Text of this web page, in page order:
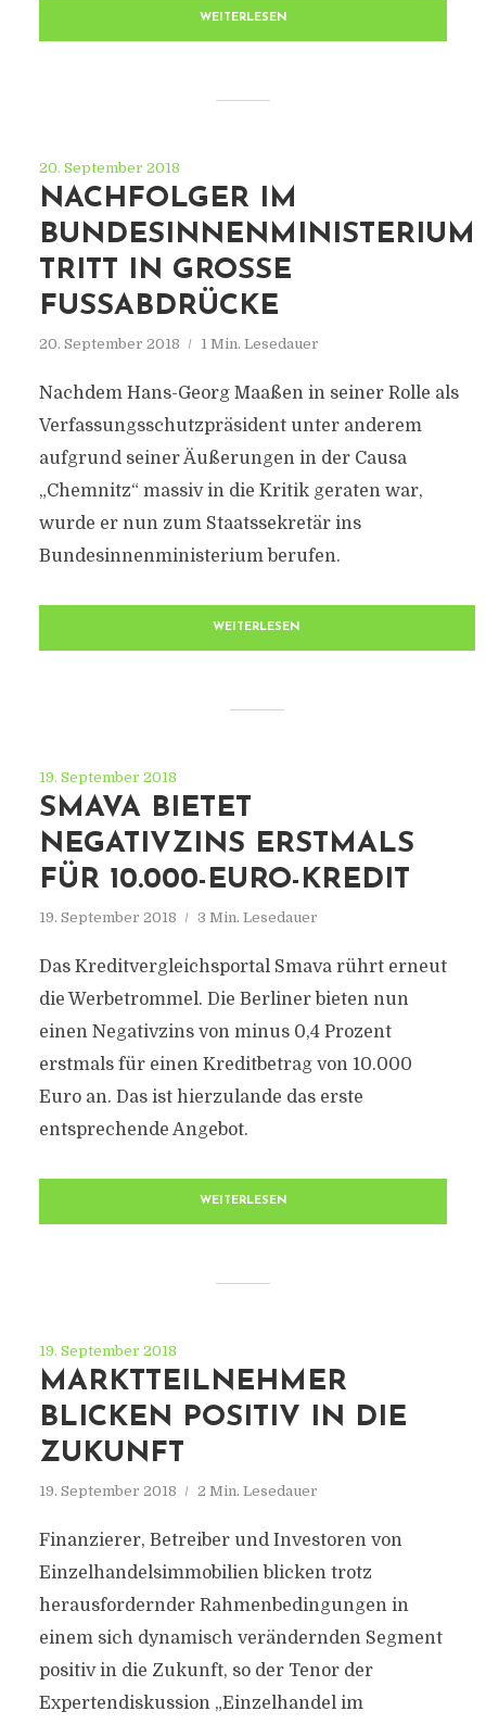
WEITERLESEN
20. September 2018
NACHFOLGER IM
BUNDESINNENMINISTERIUM
TRITT IN GROSSE F
USSABDRÜCKE
20. September 2018 1 Min. Lesedauer
Nachdem Hans-Georg Maaßen in seiner Rolle als
Verfassungsschutzpräsident unter anderem
aufgrund seiner Äußerungen in der Causa
„Chemnitz“ massiv in die Kritik geraten war,
wurde er nun zum Staatssekretär ins
Bundesinnenministerium berufen.
WEITERLESEN
19. September 2018
SMAVA BIETET
NEGATIVZINS ERSTMALS
FÜR 10.000-EURO-KREDIT
19. September 2018 3 Min. Lesedauer
Das Kreditvergleichsportal Smava rührt erneut
die Werbetrommel. Die Berliner bieten nun
einen Negativzins von minus 0,4 Prozent
erstmals für einen Kreditbetrag von 10.000
Euro an. Das ist hierzulande das erste
entsprechende Angebot.
WEITERLESEN
19. September 2018
MARKTTEILNEHMER
BLICKEN POSITIV IN DIE
ZUKUNFT
19. September 2018 2 Min. Lesedauer
Finanzierer, Betreiber und Investoren von
Einzelhandelsimmobilien blicken trotz
herausfordernder Rahmenbedingungen in
einem sich dynamisch verändernden Segment
positiv in die Zukunft, so der Tenor der
Expertendiskussion „Einzelhandel im